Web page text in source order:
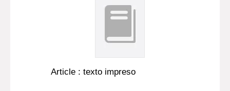
Article : texto impreso